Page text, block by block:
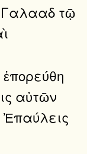
Γαλααδ τῷ
αὐτῶν